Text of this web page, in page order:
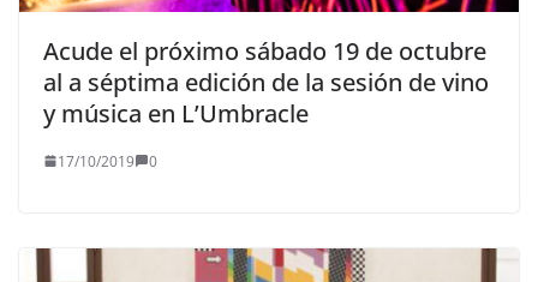
Acude el próximo sábado 19 de octubre
al a séptima edición de la sesión de vino
y música en L’Umbracle
17/10/2019 0